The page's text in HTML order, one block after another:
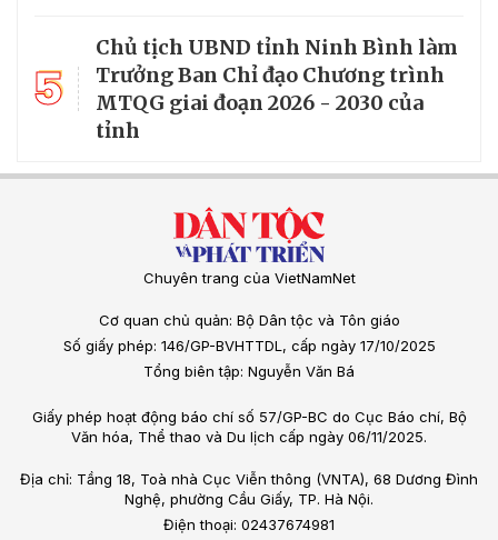
5
Chủ tịch UBND tỉnh Ninh Bình làm
Trưởng Ban Chỉ đạo Chương trình
MTQG giai đoạn 2026 - 2030 của
tỉnh
Chuyên trang của VietNamNet
Cơ quan chủ quản: Bộ Dân tộc và Tôn giáo
Số giấy phép: 146/GP-BVHTTDL, cấp ngày 17/10/2025
Tổng biên tập: Nguyễn Văn Bá
Giấy phép hoạt động báo chí số 57/GP-BC do Cục Báo chí, Bộ
Văn hóa, Thể thao và Du lịch cấp ngày 06/11/2025.
Địa chỉ: Tầng 18, Toà nhà Cục Viễn thông (VNTA), 68 Dương Đình
Nghệ, phường Cầu Giấy, TP. Hà Nội.
Điện thoại: 02437674981